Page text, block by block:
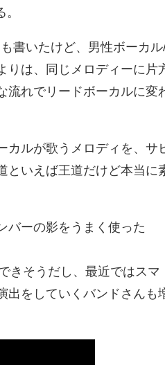
書いたけど、男性ボーカル
りは、同じメロディーに片
流れでリードボーカルに変
カルが歌うメロディを、サ
といえば王道だけど本当に
バーの影をうまく使った
きそうだし、最近ではスマ
出をしていくバンドさんも